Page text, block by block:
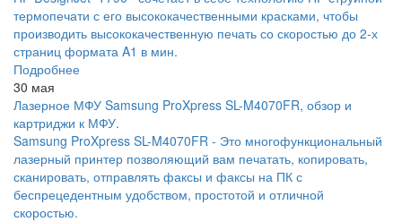
термопечати с его высококачественными красками, чтобы
производить высококачественную печать со скоростью до 2-х
страниц формата A1 в мин.
Подробнее
30 мая
Лазерное МФУ Samsung ProXpress SL-M4070FR, обзор и
картриджи к МФУ.
Samsung ProXpress SL-M4070FR - Это многофункциональный
лазерный принтер позволяющий вам печатать, копировать,
сканировать, отправлять факсы и факсы на ПК с
беспрецедентным удобством, простотой и отличной
скоростью.